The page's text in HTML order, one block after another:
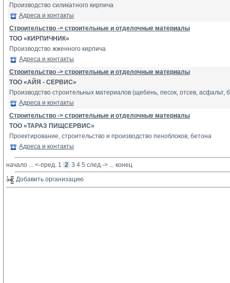
Производство силикатного кирпича
Адреса и контакты
Строительство -> строительные и отделочные материалы
ТОО «КИРПИЧНИК»
Производство жженного кирпича
Адреса и контакты
Строительство -> строительные и отделочные материалы
ТОО «АЙЯ - СЕРВИС»
Производство строительных материалов (щебень, песок, отсев, асфальт,
Адреса и контакты
Строительство -> строительные и отделочные материалы
ТОО «ТАРАЗ ПИЩСЕРВИС»
Проектирование, строительство и производство пеноблоков, бетона
Адреса и контакты
начало ... <-пред. 1 2 3 4 5 след.-> ... конец
Добавить организацию